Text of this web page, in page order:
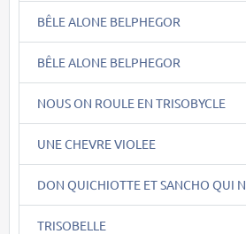
BÊLE ALONE BELPHEGOR
BÊLE ALONE BELPHEGOR
NOUS ON ROULE EN TRISOBYCLE
UNE CHEVRE VIOLEE
DON QUICHIOTTE ET SANCHO QUI N
TRISOBELLE